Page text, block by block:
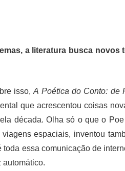
a literatura busca novos
isso,A Poética do Conto: de
que acrescentou coisas
década. Olha só o que o
espaciais, inventou
essa comunicação de
automático.